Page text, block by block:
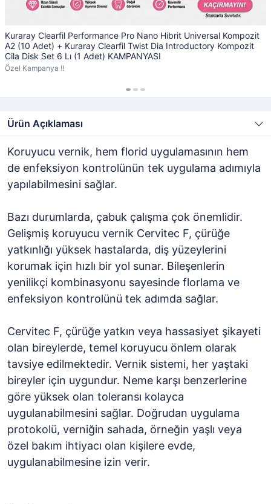
Kuraray Clearfil Performance Pro Nano Hibrit Universal Kompozit
A2 (10 Adet) + Kuraray Clearfil Twist Dia Introductory Kompozit
Cila Disk Set 6 Lı (1 Adet) KAMPANYASI
Özel Kampanya !!
Ürün Açıklaması
Koruyucu vernik, hem florid uygulamasının hem
de enfeksiyon kontrolünün tek uygulama adımıyla
yapılabilmesini sağlar.
Bazı durumlarda, çabuk çalışma çok önemlidir.
Gelişmiş koruyucu vernik Cervitec F, çürüğe
yatkınlığı yüksek hastalarda, diş yüzeylerini
korumak için hızlı bir yol sunar. Bileşenlerin
yenilikçi kombinasyonu sayesinde florlama ve
enfeksiyon kontrolünü tek adımda sağlar.
Cervitec F, çürüğe yatkın veya hassasiyet şikayeti
olan bireylerde, temel koruyucu önlem olarak
tavsiye edilmektedir. Vernik sistemi, her yaştaki
bireyler için uygundur. Neme karşı benzerlerine
göre yüksek olan toleransı kolayca
uygulanabilmesini sağlar. Doğrudan uygulama
protokolü, verniğin sahada, örneğin yaşlı veya
özel bakım ihtiyacı olan kişilere evde,
uygulanabilmesine izin verir.